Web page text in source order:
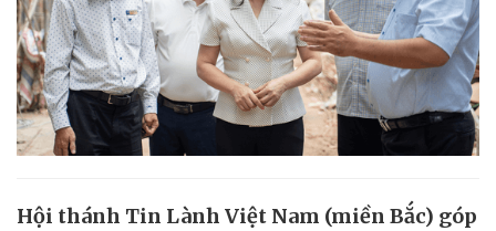
Hội thánh Tin Lành Việt Nam (miền Bắc) góp